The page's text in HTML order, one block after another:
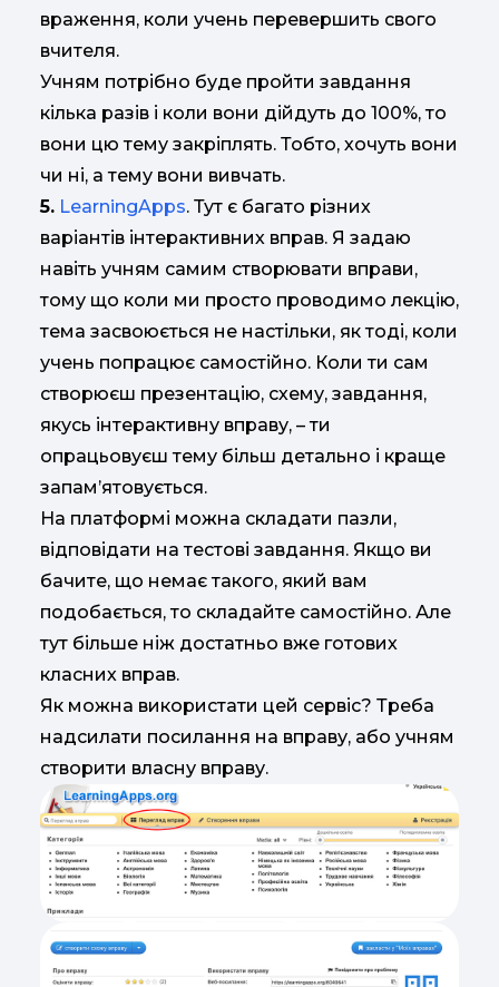
враження, коли учень перевершить свого
вчителя.
Учням потрібно буде пройти завдання
кілька разів і коли вони дійдуть до 100%, то
вони цю тему закріплять. Тобто, хочуть вони
чи ні, а тему вони вивчать.
5. LearningApps. Тут є багато різних
варіантів інтерактивних вправ. Я задаю
навіть учням самим створювати вправи,
тому що коли ми просто проводимо лекцію,
тема засвоюється не настільки, як тоді, коли
учень попрацює самостійно. Коли ти сам
створюєш презентацію, схему, завдання,
якусь інтерактивну вправу, – ти
опрацьовуєш тему більш детально і краще
запам’ятовується.
На платформі можна складати пазли,
відповідати на тестові завдання. Якщо ви
бачите, що немає такого, який вам
подобається, то складайте самостійно. Але
тут більше ніж достатньо вже готових
класних вправ.
Як можна використати цей сервіс? Треба
надсилати посилання на вправу, або учням
створити власну вправу.